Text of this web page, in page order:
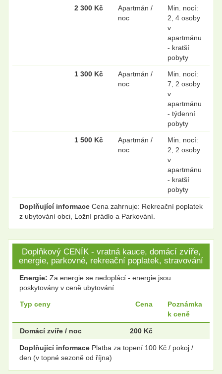
2 300 Kč
Apartmán /
noc
Min. nocí:
2, 4 osoby
v
apartmánu
- kratší
pobyty
1 300 Kč
Apartmán /
noc
Min. nocí:
7, 2 osoby
v
apartmánu
- týdenní
pobyty
1 500 Kč
Apartmán /
noc
Min. nocí:
2, 2 osoby
v
apartmánu
- kratší
pobyty
Doplňující informace Cena zahrnuje: Rekreační poplatek
z ubytování obci, Ložní prádlo a Parkování.
Doplňkový CENÍK - vratná kauce, domácí zvíře,
energie, parkovné, rekreační poplatek, stravování
Energie: Za energie se nedoplácí - energie jsou
poskytovány v ceně ubytování
Typ ceny Cena
Poznámka
k ceně
Domácí zvíře / noc 200 Kč
Doplňující informace Platba za topení 100 Kč / pokoj /
den (v topné sezoně od října)